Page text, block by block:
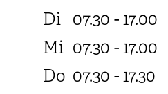
Di 07.30 - 17.00
Mi 07.30 - 17.00
Do 07.30 - 17.30